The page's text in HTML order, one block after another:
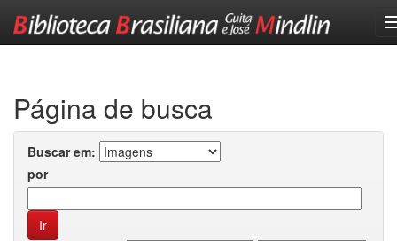
Página de busca
Buscar em:
por